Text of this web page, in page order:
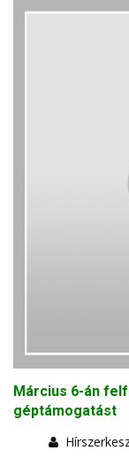
Március 6-án
géptámogatást